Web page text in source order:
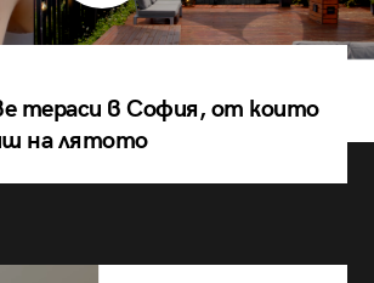
тераси в София, от които
на лятото